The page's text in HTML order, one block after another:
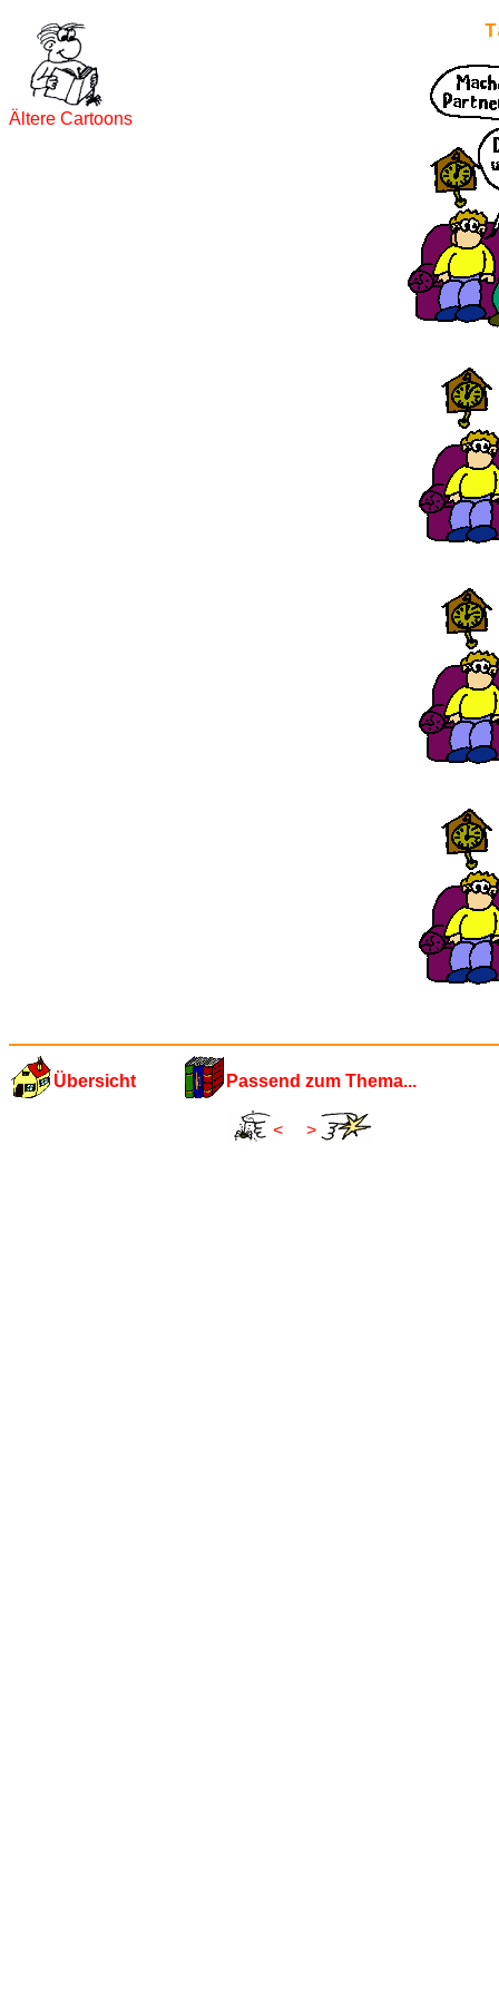
Ältere Cartoons
Übersicht Passend zum Thema...
< >